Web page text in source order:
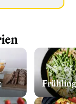
Frühling